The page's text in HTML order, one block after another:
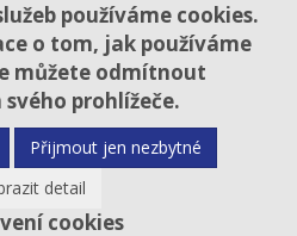
používáme cookies.
o tom, jak používáme
můžete odmítnout
prohlížeče.
Přijmout jen nezbytné
detail
cookies